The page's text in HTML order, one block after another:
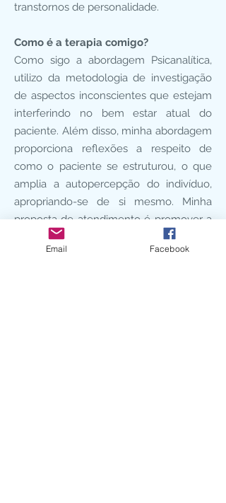
transtornos de personalidade.
Como é a terapia comigo?
Como sigo a abordagem Psicanalítica,
utilizo da metodologia de investigação
de aspectos inconscientes que estejam
interferindo no bem estar atual do
paciente. Além disso, minha abordagem
proporciona reflexões a respeito de
como o paciente se estruturou, o que
amplia a autopercepção do indivíduo,
apropriando-se de si mesmo. Minha
proposta de atendimento é promover a
autonomia, o autoconhecimento e a
manutenção do bem estar do paciente.
Email Facebook